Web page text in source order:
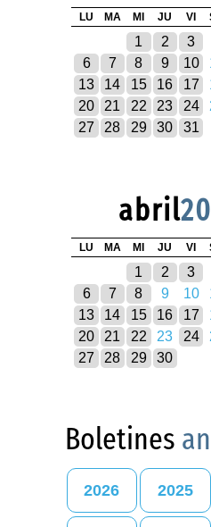
LU MA MI JU VI
1 2 3
6
7 8 9 10
13
14 15 16 17
20
21 22 23 24
27
28 29 30 31
abril20
LU MA MI JU VI
1 2 3
6
7 8 9 10
13
14 15 16 17
20
21 22 23 24
27
28 29 30
Boletines
2026 2025